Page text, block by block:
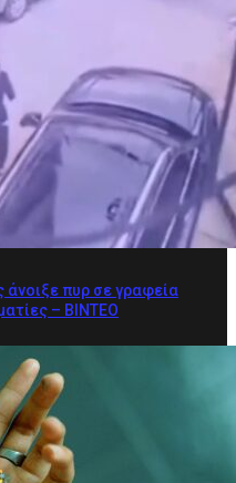
πυρ σε γραφεία
– ΒΙΝΤΕΟ